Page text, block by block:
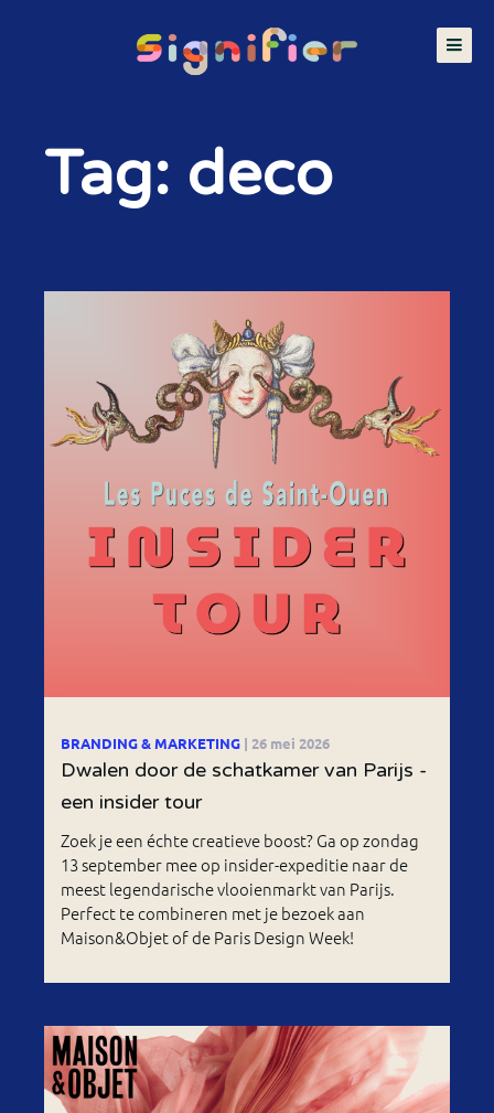
Tag: deco
BRANDING & MARKETING | 26 mei 2026
Dwalen door de schatkamer van Parijs -
een insider tour
Zoek je een échte creatieve boost? Ga op zondag
13 september mee op insider-expeditie naar de
meest legendarische vlooienmarkt van Parijs.
Perfect te combineren met je bezoek aan
Maison&Objet of de Paris Design Week!